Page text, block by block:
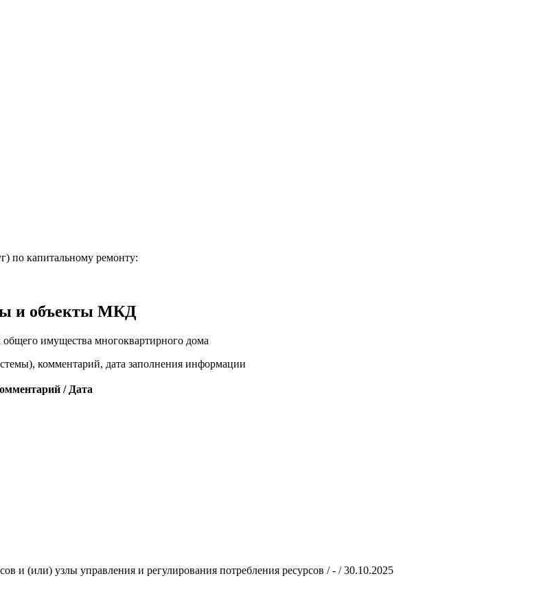
по капитальному ремонту:
и объекты МКД
имущества многоквартирного дома
комментарий, дата заполнения информации
/ Дата
и (или) узлы управления и регулирования потребления ресурсов / - / 30.10.2025